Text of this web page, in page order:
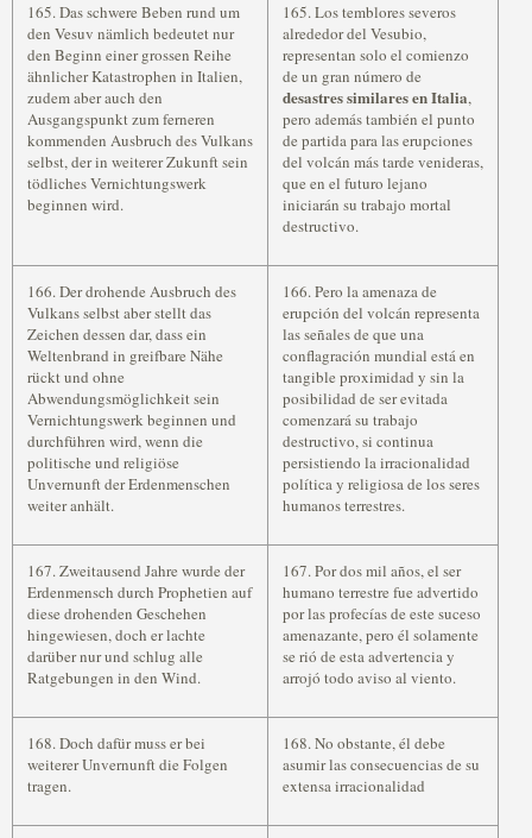
165. Das schwere Beben rund um
den Vesuv nämlich bedeutet nur
den Beginn einer grossen Reihe
ähnlicher Katastrophen in Italien,
zudem aber auch den
Ausgangspunkt zum ferneren
kommenden Ausbruch des Vulkans
selbst, der in weiterer Zukunft sein
tödliches Vernichtungswerk
beginnen wird.
165. Los temblores severos
alrededor del Vesubio,
representan solo el comienzo
de un gran número de
desastres similares en Italia,
pero además también el punto
de partida para las erupciones
del volcán más tarde venideras,
que en el futuro lejano
iniciarán su trabajo mortal
destructivo.
166. Der drohende Ausbruch des
Vulkans selbst aber stellt das
Zeichen dessen dar, dass ein
Weltenbrand in greifbare Nähe
rückt und ohne
Abwendungsmöglichkeit sein
Vernichtungswerk beginnen und
durchführen wird, wenn die
politische und religiöse
Unvernunft der Erdenmenschen
weiter anhält.
166. Pero la amenaza de
erupción del volcán representa
las señales de que una
conflagración mundial está en
tangible proximidad y sin la
posibilidad de ser evitada
comenzará su trabajo
destructivo, si continua
persistiendo la irracionalidad
política y religiosa de los seres
humanos terrestres.
167. Zweitausend Jahre wurde der
Erdenmensch durch Prophetien auf
diese drohenden Geschehen
hingewiesen, doch er lachte
darüber nur und schlug alle
Ratgebungen in den Wind.
167. Por dos mil años, el ser
humano terrestre fue advertido
por las profecías de este suceso
amenazante, pero él solamente
se rió de esta advertencia y
arrojó todo aviso al viento.
168. Doch dafür muss er bei
weiterer Unvernunft die Folgen
tragen.
168. No obstante, él debe
asumir las consecuencias de su
extensa irracionalidad